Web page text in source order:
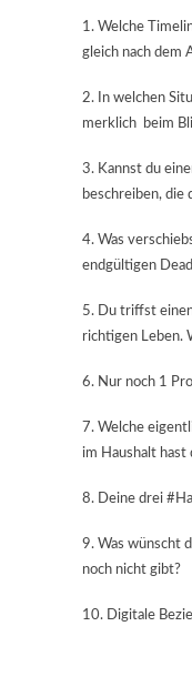
1. Welche
gleich nach dem
2. In welchen
merklich beim
3. Kannst du
beschreiben, die
4. Was
endgültigen
5. Du triffst
richtigen Leben.
6. Nur noch 1
7. Welche
im Haushalt hast
8. Deine drei
9. Was wünscht
noch nicht gibt?
10. Digitale